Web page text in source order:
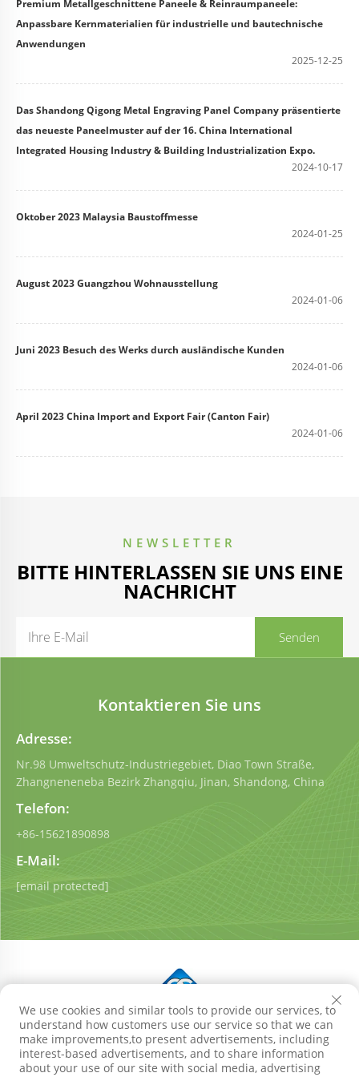
Premium Metallgeschnittene Paneele & Reinraumpaneele:
Anpassbare Kernmaterialien für industrielle und bautechnische
Anwendungen
2025-12-25
Das Shandong Qigong Metal Engraving Panel Company präsentierte
das neueste Paneelmuster auf der 16. China International
Integrated Housing Industry & Building Industrialization Expo.
2024-10-17
Oktober 2023 Malaysia Baustoffmesse
2024-01-25
August 2023 Guangzhou Wohnausstellung
2024-01-06
Juni 2023 Besuch des Werks durch ausländische Kunden
2024-01-06
April 2023 China Import and Export Fair (Canton Fair)
2024-01-06
NEWSLETTER
BITTE HINTERLASSEN SIE UNS EINE
NACHRICHT
Kontaktieren Sie uns
Adresse:
Nr.98 Umweltschutz-Industriegebiet, Diao Town Straße,
Zhangneneneba Bezirk Zhangqiu, Jinan, Shandong, China
Telefon:
+86-15621890898
E-Mail:
[email protected]
Urheberrecht © Shandong Qigong Environmental
Protection Technology Co., Ltd. Alle Rechte vorbehalten
Datenschutzrichtlinie
Blog
We use cookies and similar tools to provide our services, to
understand how customers use our service so that we can
make improvements,to present advertisements, including
interest-based advertisements, and to share information
about your use of our site with social media, advertising